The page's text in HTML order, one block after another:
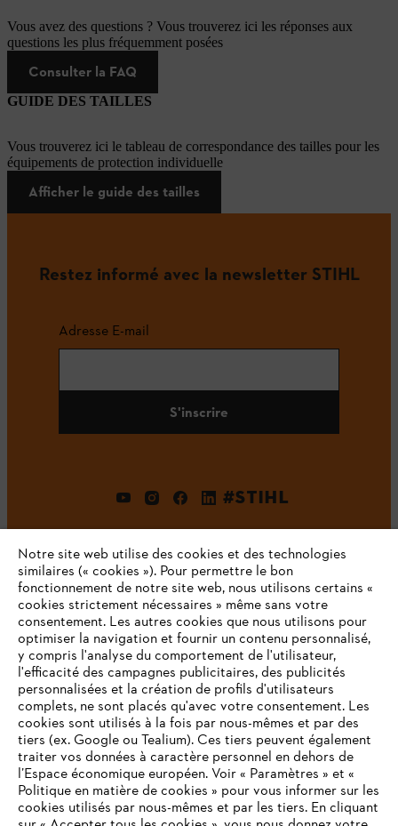
Vous avez des questions ? Vous trouverez ici les réponses aux
questions les plus fréquemment posées
Consulter la FAQ
GUIDE DES TAILLES
Vous trouverez ici le tableau de correspondance des tailles pour les
équipements de protection individuelle
Afficher le guide des tailles
Restez informé avec la newsletter STIHL
Adresse E-mail
S'inscrire
#STIHL
L'Entreprise
STIHL FAQ
Contact
Notre site web utilise des cookies et des technologies
similaires (« cookies »). Pour permettre le bon
fonctionnement de notre site web, nous utilisons certains «
cookies strictement nécessaires » même sans votre
consentement. Les autres cookies que nous utilisons pour
optimiser la navigation et fournir un contenu personnalisé,
y compris l'analyse du comportement de l'utilisateur,
l'efficacité des campagnes publicitaires, des publicités
personnalisées et la création de profils d'utilisateurs
complets, ne sont placés qu'avec votre consentement. Les
cookies sont utilisés à la fois par nous-mêmes et par des
tiers (ex. Google ou Tealium). Ces tiers peuvent également
traiter vos données à caractère personnel en dehors de
l’Espace économique européen. Voir « Paramètres » et «
Politique en matière de cookies » pour vous informer sur les
cookies utilisés par nous-mêmes et par les tiers. En cliquant